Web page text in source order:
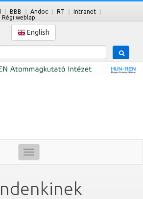
BBB Andoc RT
Intranet
Régi weblap
English
Toggle
navigation